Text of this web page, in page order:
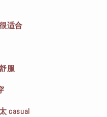
适合
服
casual